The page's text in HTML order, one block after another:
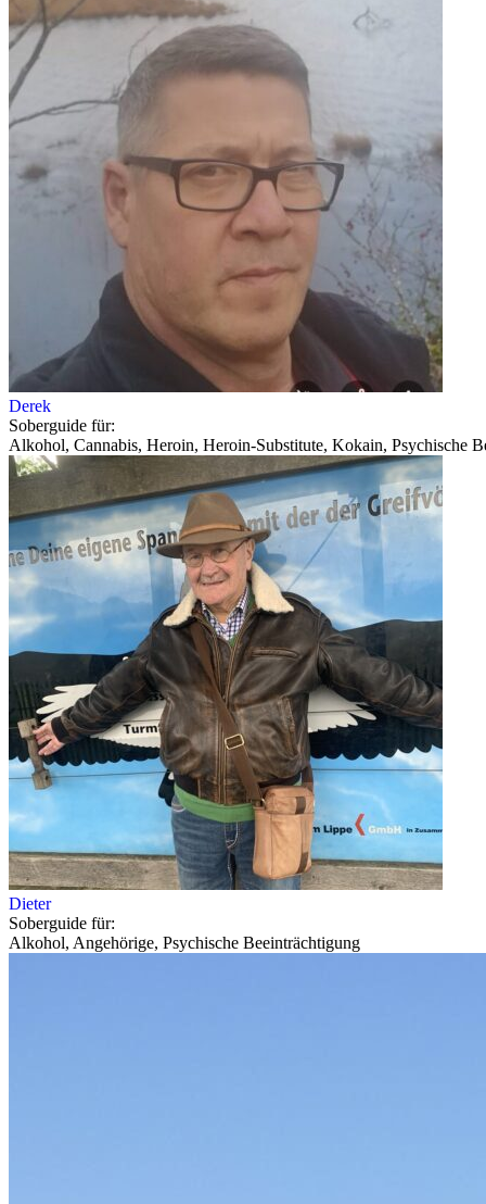
Derek
Soberguide für:
Alkohol, Cannabis, Heroin, Heroin-Substitute, Kokain, Psychische
Dieter
Soberguide für:
Alkohol, Angehörige, Psychische Beeinträchtigung